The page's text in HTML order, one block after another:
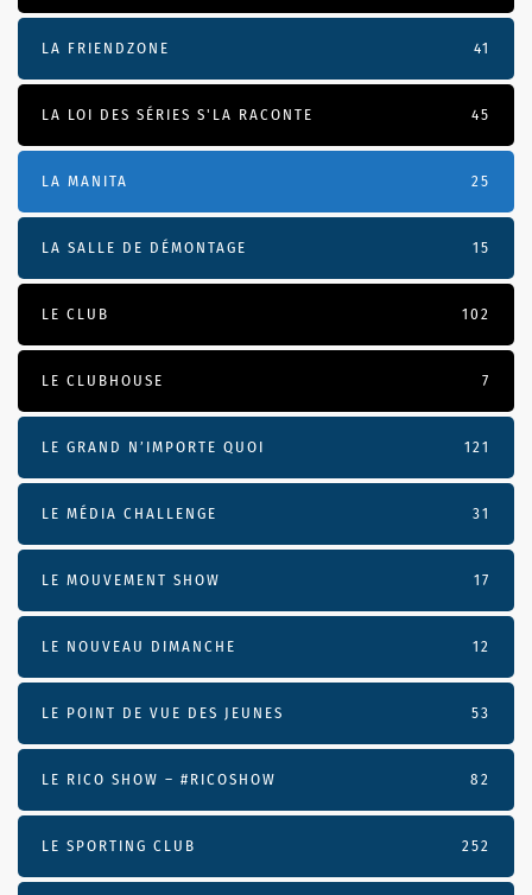
LA FRIENDZONE 41
LA LOI DES SÉRIES S'LA RACONTE 45
LA MANITA 25
LA SALLE DE DÉMONTAGE 15
LE CLUB 102
LE CLUBHOUSE 7
LE GRAND N’IMPORTE QUOI 121
LE MÉDIA CHALLENGE 31
LE MOUVEMENT SHOW 17
LE NOUVEAU DIMANCHE 12
LE POINT DE VUE DES JEUNES 53
LE RICO SHOW – #RICOSHOW 82
LE SPORTING CLUB 252